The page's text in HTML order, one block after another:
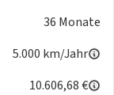
36 Monate
5.000 km/Jahr
10.606,68 €